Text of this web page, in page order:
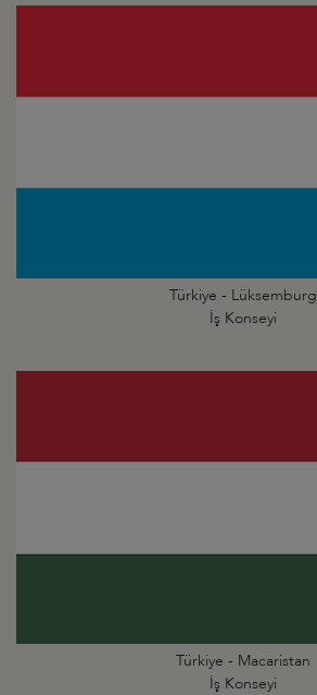
Türkiye - Lüksemburg
İş Konseyi
Türkiye - Macaristan
İş Konseyi